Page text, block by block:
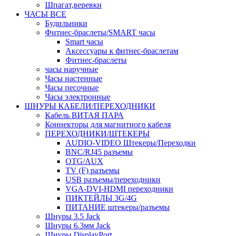
Шпагат,веревки
ЧАСЫ ВСЕ
Будильники
Фитнес-браслеты/SMART часы
Smart часы
Аксессуары к фитнес-браслетам
Фитнес-браслеты
часы наручные
Часы настенные
Часы песочные
Часы электронные
ШНУРЫ КАБЕЛИ/ПЕРЕХОДНИКИ
Кабель ВИТАЯ ПАРА
Коннекторы для магнитного кабеля
ПЕРЕХОДНИКИ/ШТЕКЕРЫ
AUDIO-VIDEO Штекеры/Переходки
BNC/RJ45 разъемы
OTG/AUX
TV (F) разъемы
USB разъемы/переходники
VGA-DVI-HDMI переходники
ПИКТЕЙЛЫ 3G/4G
ПИТАНИЕ штекеры/разъемы
Шнуры 3.5 Jack
Шнуры 6.3мм Jack